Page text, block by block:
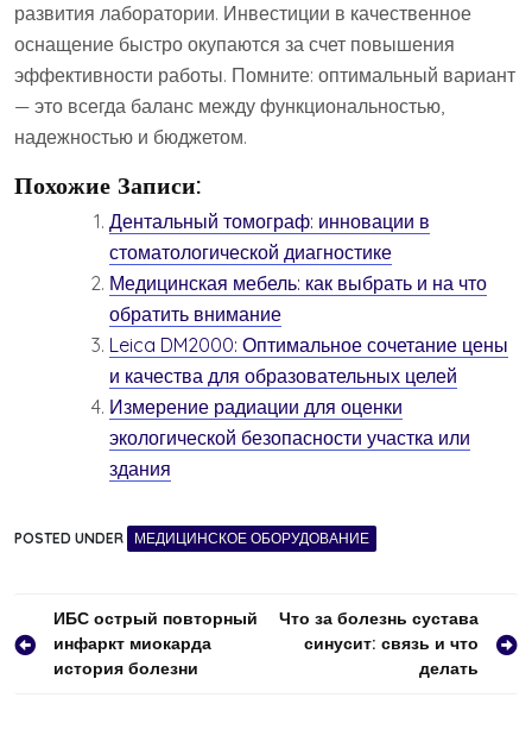
развития лаборатории. Инвестиции в качественное
оснащение быстро окупаются за счет повышения
эффективности работы. Помните: оптимальный вариант
— это всегда баланс между функциональностью,
надежностью и бюджетом.
Похожие Записи:
Дентальный томограф: инновации в
стоматологической диагностике
Медицинская мебель: как выбрать и на что
обратить внимание
Leica DM2000: Оптимальное сочетание цены
и качества для образовательных целей
Измерение радиации для оценки
экологической безопасности участка или
здания
POSTED UNDER МЕДИЦИНСКОЕ ОБОРУДОВАНИЕ
Навигация
по
ИБС острый повторный
инфаркт миокарда
история болезни
Что за болезнь сустава
синусит: связь и что
делать